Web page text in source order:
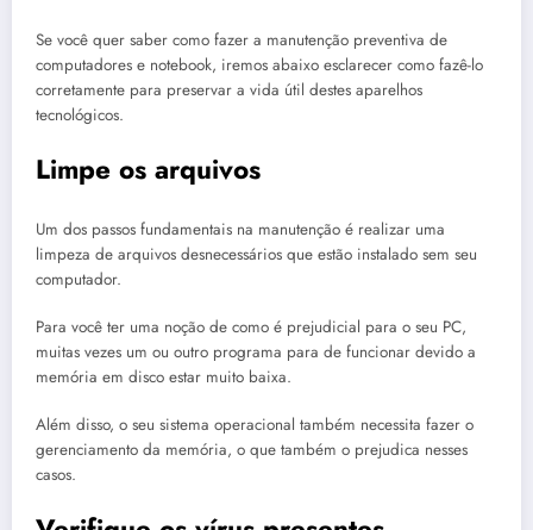
Se você quer saber como fazer a manutenção preventiva de
computadores e notebook, iremos abaixo esclarecer como fazê-lo
corretamente para preservar a vida útil destes aparelhos
tecnológicos.
Limpe os arquivos
Um dos passos fundamentais na manutenção é realizar uma
limpeza de arquivos desnecessários que estão instalado sem seu
computador.
Para você ter uma noção de como é prejudicial para o seu PC,
muitas vezes um ou outro programa para de funcionar devido a
memória em disco estar muito baixa.
Além disso, o seu sistema operacional também necessita fazer o
gerenciamento da memória, o que também o prejudica nesses
casos.